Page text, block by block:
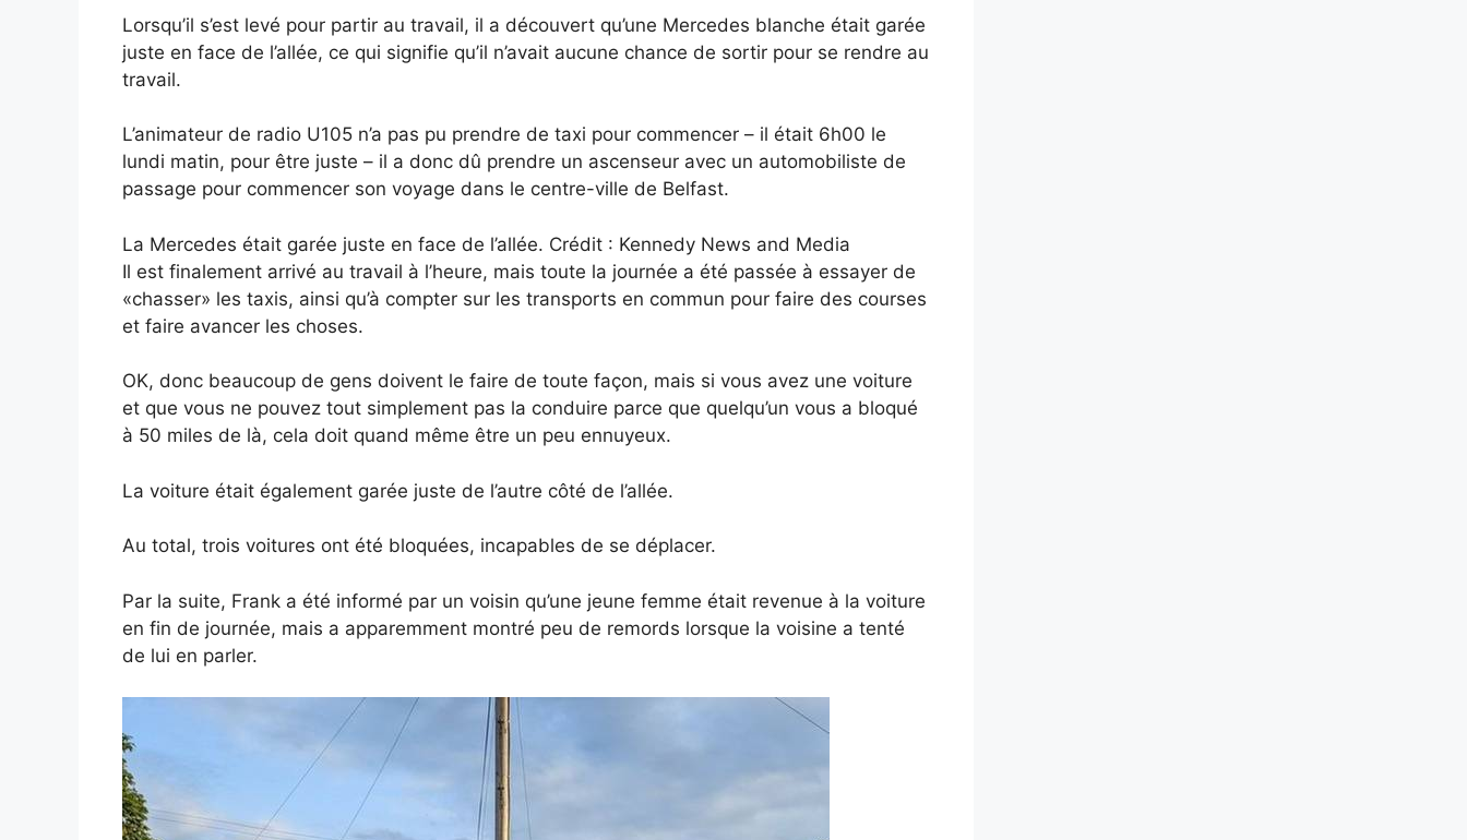
Lorsqu’il s’est levé pour partir au travail, il a découvert qu’une Mercedes blanche était garée
juste en face de l’allée, ce qui signifie qu’il n’avait aucune chance de sortir pour se rendre au
travail.
L’animateur de radio U105 n’a pas pu prendre de taxi pour commencer – il était 6h00 le
lundi matin, pour être juste – il a donc dû prendre un ascenseur avec un automobiliste de
passage pour commencer son voyage dans le centre-ville de Belfast.
La Mercedes était garée juste en face de l’allée. Crédit : Kennedy News and Media
Il est finalement arrivé au travail à l’heure, mais toute la journée a été passée à essayer de
«chasser» les taxis, ainsi qu’à compter sur les transports en commun pour faire des courses
et faire avancer les choses.
OK, donc beaucoup de gens doivent le faire de toute façon, mais si vous avez une voiture
et que vous ne pouvez tout simplement pas la conduire parce que quelqu’un vous a bloqué
à 50 miles de là, cela doit quand même être un peu ennuyeux.
La voiture était également garée juste de l’autre côté de l’allée.
Au total, trois voitures ont été bloquées, incapables de se déplacer.
Par la suite, Frank a été informé par un voisin qu’une jeune femme était revenue à la voiture
en fin de journée, mais a apparemment montré peu de remords lorsque la voisine a tenté
de lui en parler.